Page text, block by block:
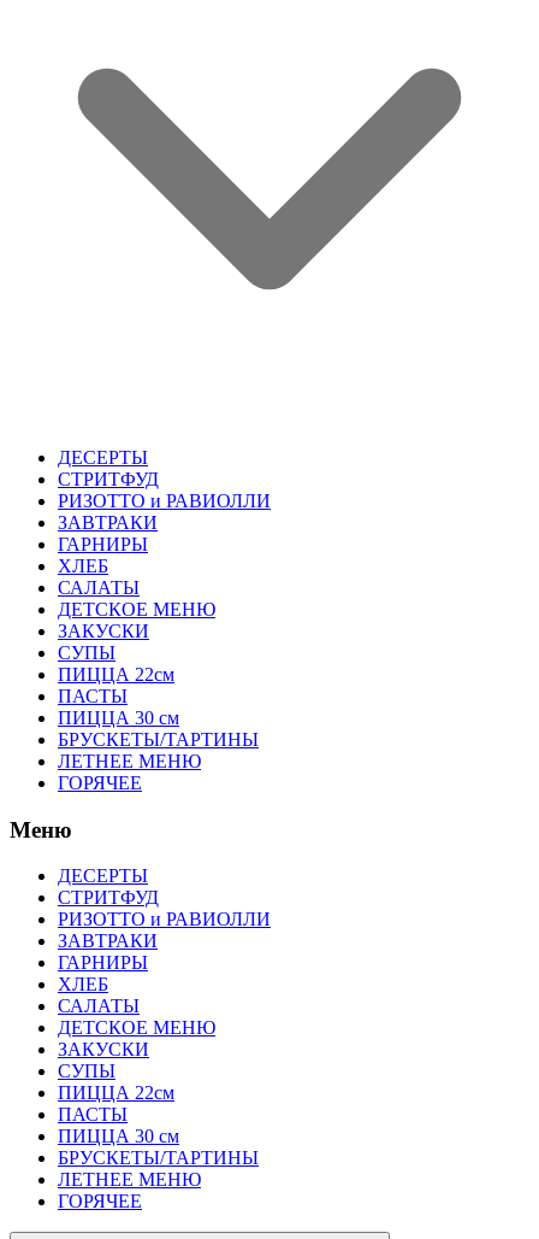
ДЕСЕРТЫ
СТРИТФУД
РИЗОТТО и РАВИОЛЛИ
ЗАВТРАКИ
ГАРНИРЫ
ХЛЕБ
САЛАТЫ
ДЕТСКОЕ МЕНЮ
ЗАКУСКИ
СУПЫ
ПИЦЦА 22см
ПАСТЫ
ПИЦЦА 30 см
БРУСКЕТЫ/ТАРТИНЫ
ЛЕТНЕЕ МЕНЮ
ГОРЯЧЕЕ
Меню
ДЕСЕРТЫ
СТРИТФУД
РИЗОТТО и РАВИОЛЛИ
ЗАВТРАКИ
ГАРНИРЫ
ХЛЕБ
САЛАТЫ
ДЕТСКОЕ МЕНЮ
ЗАКУСКИ
СУПЫ
ПИЦЦА 22см
ПАСТЫ
ПИЦЦА 30 см
БРУСКЕТЫ/ТАРТИНЫ
ЛЕТНЕЕ МЕНЮ
ГОРЯЧЕЕ